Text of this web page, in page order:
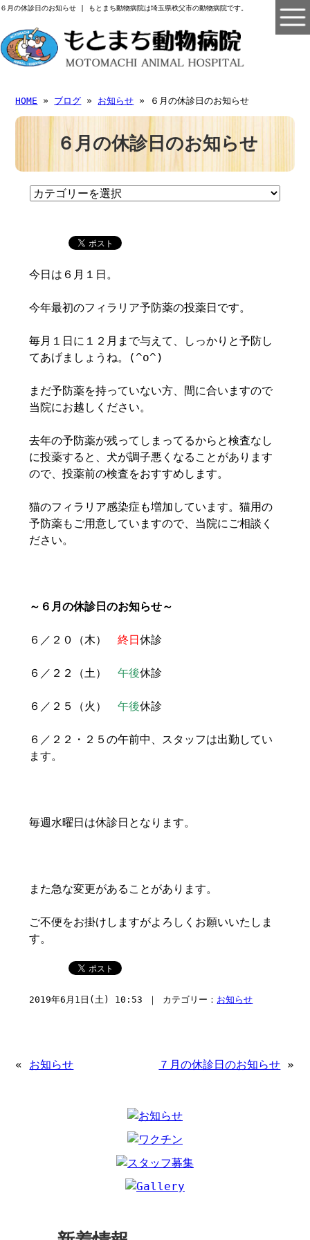
６月の休診日のお知らせ | もとまち動物病院は埼玉県秩父市の動物病院です。
HOME » ブログ » お知らせ » ６月の休診日のお知らせ
６月の休診日のお知らせ
今日は６月１日。
今年最初のフィラリア予防薬の投薬日です。
毎月１日に１２月まで与えて、しっかりと予防し
てあげましょうね。(^o^)
まだ予防薬を持っていない方、間に合いますので
当院にお越しください。
去年の予防薬が残ってしまってるからと検査なし
に投薬すると、犬が調子悪くなることがあります
ので、投薬前の検査をおすすめします。
猫のフィラリア感染症も増加しています。猫用の
予防薬もご用意していますので、当院にご相談く
ださい。
～６月の休診日のお知らせ～
６／２０（木）終日休診
６／２２（土）午後休診
６／２５（火）午後休診
６／２２・２５の午前中、スタッフは出勤してい
ます。
毎週水曜日は休診日となります。
また急な変更があることがあります。
ご不便をお掛けしますがよろしくお願いいたしま
す。
2019年6月1日(土) 10:53 ｜ カテゴリー： お知らせ
« お知らせ ７月の休診日のお知らせ »